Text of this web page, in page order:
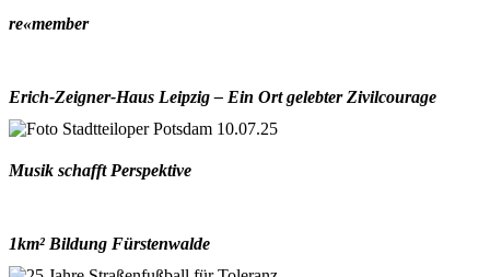
re«member
Erich-Zeigner-Haus Leipzig – Ein Ort gelebter Zivilcourage
Musik schafft Perspektive
1km² Bildung Fürstenwalde